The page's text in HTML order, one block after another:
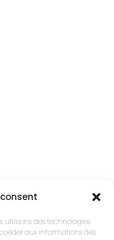
utilisons des technologies
aux informations des